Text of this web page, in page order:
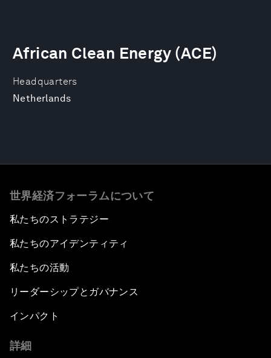
Headquarters
Netherlands
African Clean Energy (ACE)
世界経済フォーラムについて
私たちのストラテジー
私たちのアイデンティティ
私たちの活動
リーダーシップとガバナンス
インパクト
詳細